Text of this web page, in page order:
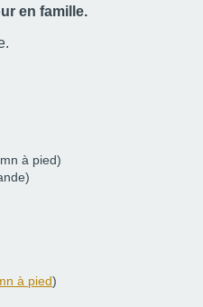
en famille.
à pied)
à pied)